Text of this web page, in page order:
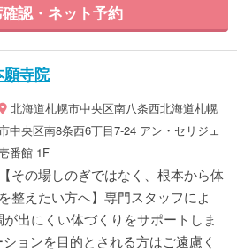
認・ネット予約
願寺院
北海道札幌市中央区南八条西北海道札幌
中央区南8条西6丁目7-24 アン・セリジェ
番館 1F
【その場しのぎではなく、根本から体
を整えたい方へ】専門スタッフによ
が出にくい体づくりをサポートしま
ョンを目的とされる方はご遠慮く